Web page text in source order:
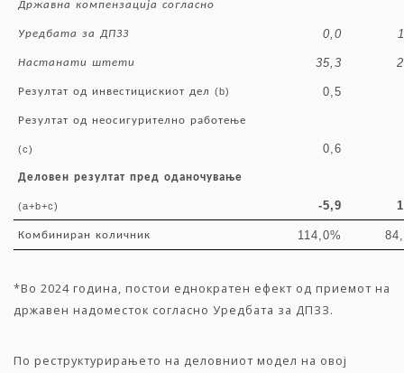
Државна компензација согласно
Уредбата за ДПЗЗ 0,0
Настанати штети 35,3
Резултат од инвестицискиот дел (b) 0,5
Резултат од неосигурително работење
(c) 0,6
Деловен резултат пред оданочување
(a+b+c) -5,9
Комбиниран количник 114,0%
*Во 2024 година, постои еднократен ефект од приемот на
државен надоместок согласно Уредбата за ДПЗЗ.
По реструктурирањето на деловниот модел на овој